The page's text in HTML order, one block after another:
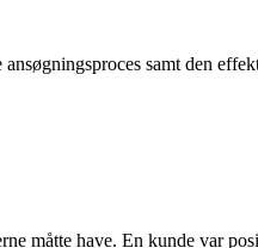
samt den
måtte have. En kunde var